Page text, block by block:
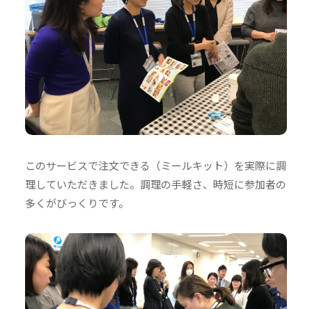
このサービスで注文できる（ミールキット）を実際に調
理していただきました。調理の手軽さ、時短に参加者の
多くがびっくりです。